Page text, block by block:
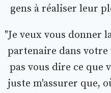
gens à réaliser leur
"Je veux vous
partenaire dans votre
pas vous dire ce que
juste m'assurer que,